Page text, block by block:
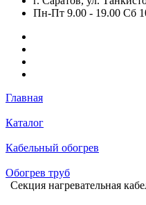
Пн-Пт 9.00 - 19.00 Сб
Главная
Каталог
Кабельный обогрев
Обогрев труб
Секция нагревательная